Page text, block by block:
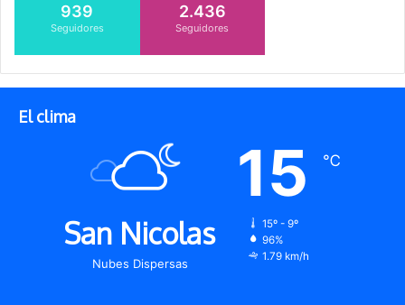
939
Seguidores
2.436
Seguidores
El clima
San Nicolas
Nubes Dispersas
15 ℃
15º - 9º
96%
1.79 km/h